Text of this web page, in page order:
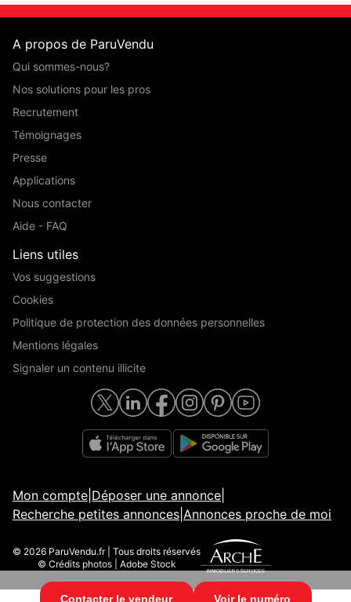
Contacter le vendeur Voir le numéro
A propos de ParuVendu
Qui sommes-nous?
Nos solutions pour les pros
Recrutement
Témoignages
Presse
Applications
Nous contacter
Aide - FAQ
Liens utiles
Vos suggestions
Cookies
Politique de protection des données personnelles
Mentions légales
Signaler un contenu illicite
Mon compte Déposer une annonce
Recherche petites annonces Annonces proche de moi
© 2026 ParuVendu.fr | Tous droits réservés
© Crédits photos | Adobe Stock